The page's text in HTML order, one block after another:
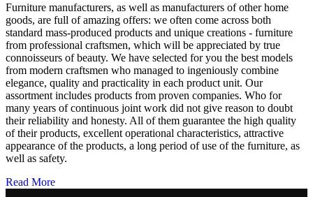
Furniture manufacturers, as well as manufacturers of other home
goods, are full of amazing offers: we often come across both
standard mass-produced products and unique creations - furniture
from professional craftsmen, which will be appreciated by true
connoisseurs of beauty. We have selected for you the best models
from modern craftsmen who managed to ingeniously combine
elegance, quality and practicality in each product unit. Our
assortment includes products from proven companies. Who for
many years of continuous joint work did not give reason to doubt
their reliability and honesty. All of them guarantee the high quality
of their products, excellent operational characteristics, attractive
appearance of the products, a long period of use of the furniture, as
well as safety.
Read More